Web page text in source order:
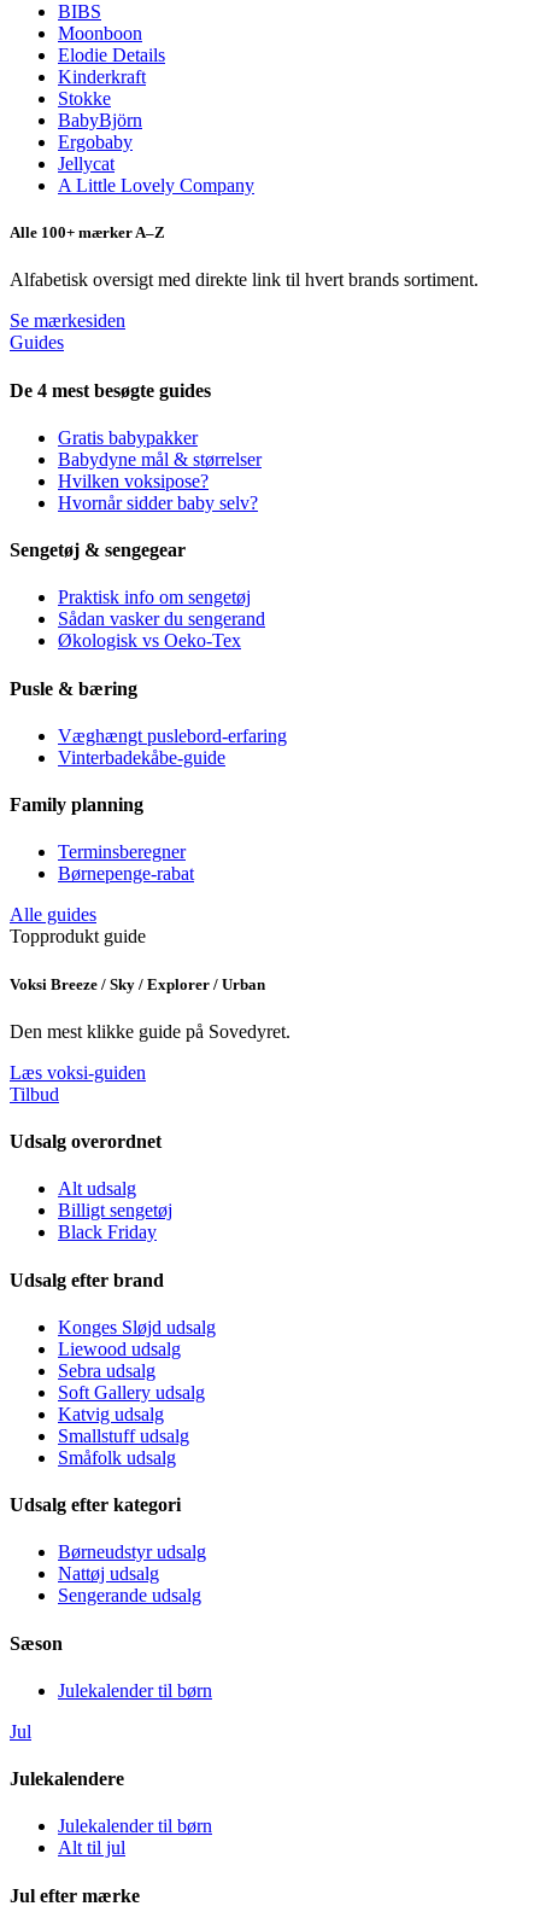
BIBS
Moonboon
Elodie Details
Kinderkraft
Stokke
BabyBjörn
Ergobaby
Jellycat
A Little Lovely Company
Alle 100+ mærker A–Z
Alfabetisk oversigt med direkte link til hvert brands sortiment.
Se mærkesiden
Guides
De 4 mest besøgte guides
Gratis babypakker
Babydyne mål & størrelser
Hvilken voksipose?
Hvornår sidder baby selv?
Sengetøj & sengegear
Praktisk info om sengetøj
Sådan vasker du sengerand
Økologisk vs Oeko-Tex
Pusle & bæring
Væghængt puslebord-erfaring
Vinterbadekåbe-guide
Family planning
Terminsberegner
Børnepenge-rabat
Alle guides
Topprodukt guide
Voksi Breeze / Sky / Explorer / Urban
Den mest klikke guide på Sovedyret.
Læs voksi-guiden
Tilbud
Udsalg overordnet
Alt udsalg
Billigt sengetøj
Black Friday
Udsalg efter brand
Konges Sløjd udsalg
Liewood udsalg
Sebra udsalg
Soft Gallery udsalg
Katvig udsalg
Smallstuff udsalg
Småfolk udsalg
Udsalg efter kategori
Børneudstyr udsalg
Nattøj udsalg
Sengerande udsalg
Sæson
Julekalender til børn
Jul
Julekalendere
Julekalender til børn
Alt til jul
Jul efter mærke